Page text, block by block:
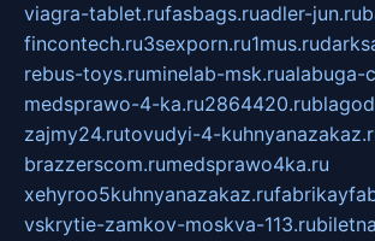
viagra-tablet.rufasbags.ruadler-jun.ru
fincontech.ru3sexporn.ru1mus.ru
rebus-toys.ruminelab-msk.rualabuga-
medsprawo-4-ka.ru2864420.ru
zajmy24.rutovudyi-4-
brazzerscom.rumedsprawo4ka.ru
xehyroo5kuhnyanazakaz.ru
vskrytie-zamkov-moskva-113.ru